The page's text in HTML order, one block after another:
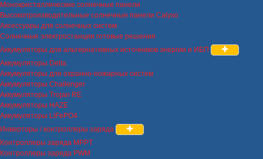
Монокристаллические солнечные панели
Высокопроизводительные солнечные панели Calyxo
Аксессуары для солнечных систем
Солнечные электростанции готовые решения
Аккумуляторы для альтернативных источников энергии и ИБП
Аккумуляторы Delta
Аккумуляторы для охранно-пожарных систем
Аккумуляторы Challenger
Аккумуляторы Trojan RE
Аккумуляторы HAZE
Аккумуляторы LiFePO4
Инверторы / контроллеры заряда
Контроллеры заряда MPPT
Контроллеры заряда PWM